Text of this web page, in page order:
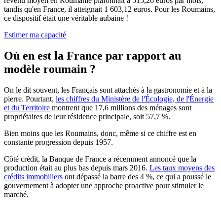
tandis qu'en France, il atteignait 1 603,12 euros. Pour les Roumains,
ce dispositif était une véritable aubaine !
Estimer ma capacité
Où en est la France par rapport au
modèle roumain ?
On le dit souvent, les Français sont attachés à la gastronomie et à la
pierre. Pourtant, les chiffres du Ministère de l'Écologie, de l'Énergie
et du Territoire montrent que 17,6 millions des ménages sont
propriétaires de leur résidence principale, soit 57,7 %.
Bien moins que les Roumains, donc, même si ce chiffre est en
constante progression depuis 1957.
Côté crédit, la Banque de France a récemment annoncé que la
production était au plus bas depuis mars 2016. Les taux moyens des
crédits immobiliers ont dépassé la barre des 4 %, ce qui a poussé le
gouvernement à adopter une approche proactive pour stimuler le
marché.